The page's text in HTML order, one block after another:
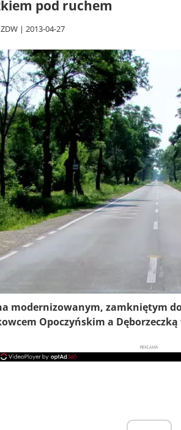
pod ruchem
2013-04-27
modernizowanym, zamkniętym
Opoczyńskim a
REKLAMA